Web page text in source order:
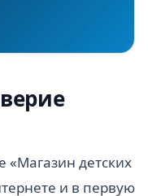
«Магазин детских
и в первую